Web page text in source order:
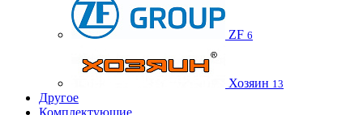
ZF 6
Хозяин 13
Другое
Комплектующие